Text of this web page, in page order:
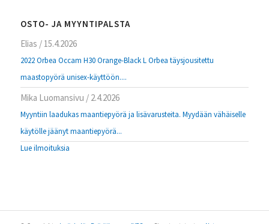
OSTO- JA MYYNTIPALSTA
Elias / 15.4.2026
2022 Orbea Occam H30 Orange-Black L Orbea täysjousitettu
maastopyörä unisex-käyttöön....
Mika Luomansivu / 2.4.2026
Myyntiin laadukas maantiepyörä ja lisävarusteita. Myydään vähäiselle
käytölle jäänyt maantiepyörä...
Lue ilmoituksia